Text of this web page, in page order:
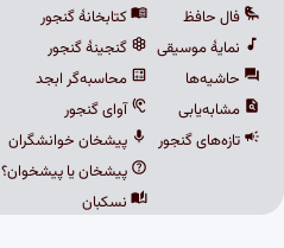
فال حافظ
نمایهٔ موسیقی
حاشیه‌ها
مشابه‌یابی
تازه‌های گنجور
کتابخانهٔ گنجور
گنجینهٔ گنجور
محاسبه‌گر ابجد
آوای گنجور
پیشخان خوانشگران
پیشخان یا پیشخوان؟
نسکبان